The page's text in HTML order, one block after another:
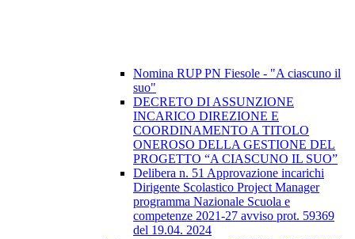
Nomina RUP PN Fiesole - "A ciascuno il
suo"
DECRETO DI ASSUNZIONE
INCARICO DIREZIONE E
COORDINAMENTO A TITOLO
ONEROSO DELLA GESTIONE DEL
PROGETTO “A CIASCUNO IL SUO”
Delibera n. 51 Approvazione incarichi
Dirigente Scolastico Project Manager
programma Nazionale Scuola e
competenze 2021-27 avviso prot. 59369
del 19.04. 2024